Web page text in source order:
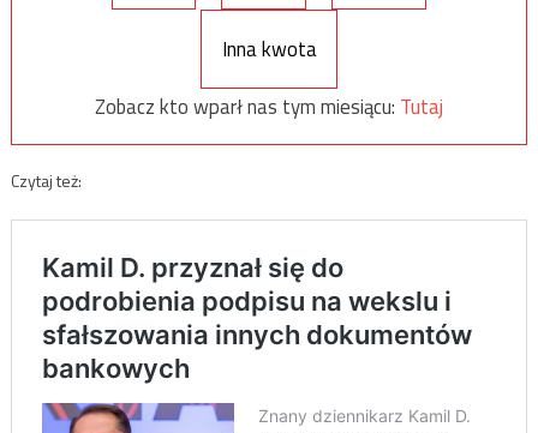
Inna kwota
Zobacz kto wparł nas tym miesiącu: Tutaj
Czytaj też: